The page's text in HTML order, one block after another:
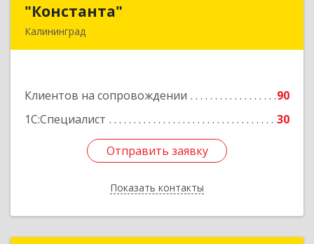
"Константа"
Калининград
Клиентов на сопровождении
90
1С:Специалист
30
Отправить заявку
Показать контакты
Подробнее
Отправить заявку
Назад